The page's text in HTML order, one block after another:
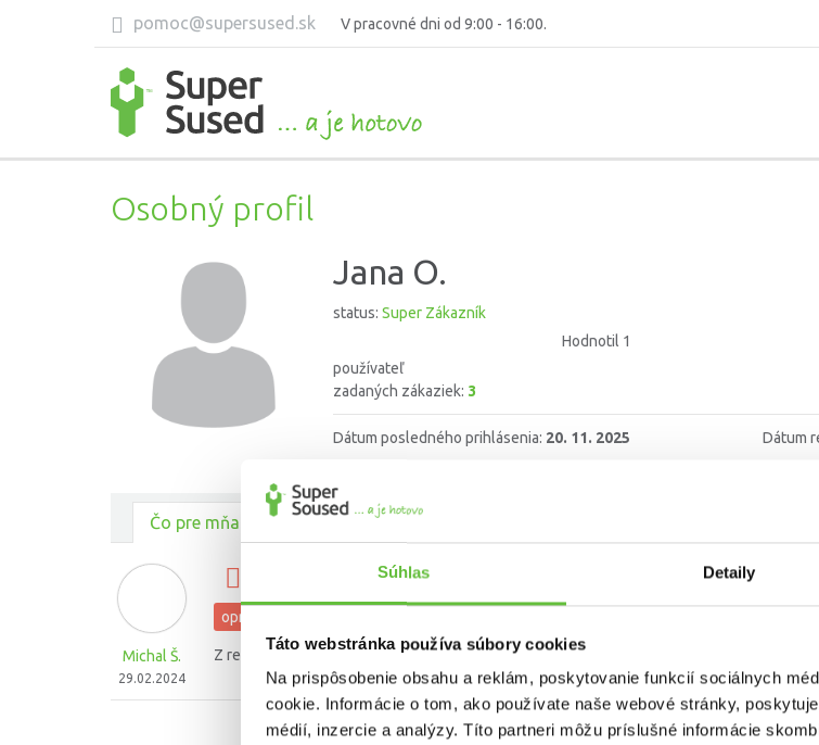
Súhlas Detaily
Táto webstránka používa súbory cookies
Na prispôsobenie obsahu a reklám, poskytovanie funkcií sociálnych
cookie. Informácie o tom, ako používate naše webové stránky,
médií, inzercie a analýzy. Títo partneri môžu príslušné informácie
pomoc@supersused.sk V pracovné dni od 9:00 - 16:00.
Osobný profil
Jana O.
status: Super Zákazník
Hodnotil 1
používateľ
zadaných zákaziek: 3
Dátum posledného prihlásenia: 20. 11. 2025 Dátum
Čo pre mňa urobili ostatní
Michal Š.
29.02.2024
Oprava diery v sadrokartone v kupelni
opravy stien
Z realizovanim opravy som velmi spokojna. Dakujem.